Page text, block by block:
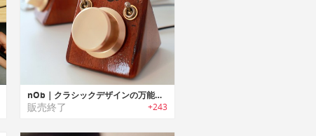
nOb｜クラシックデザインの万能コントローラー「ノブ」
販売終了 +243